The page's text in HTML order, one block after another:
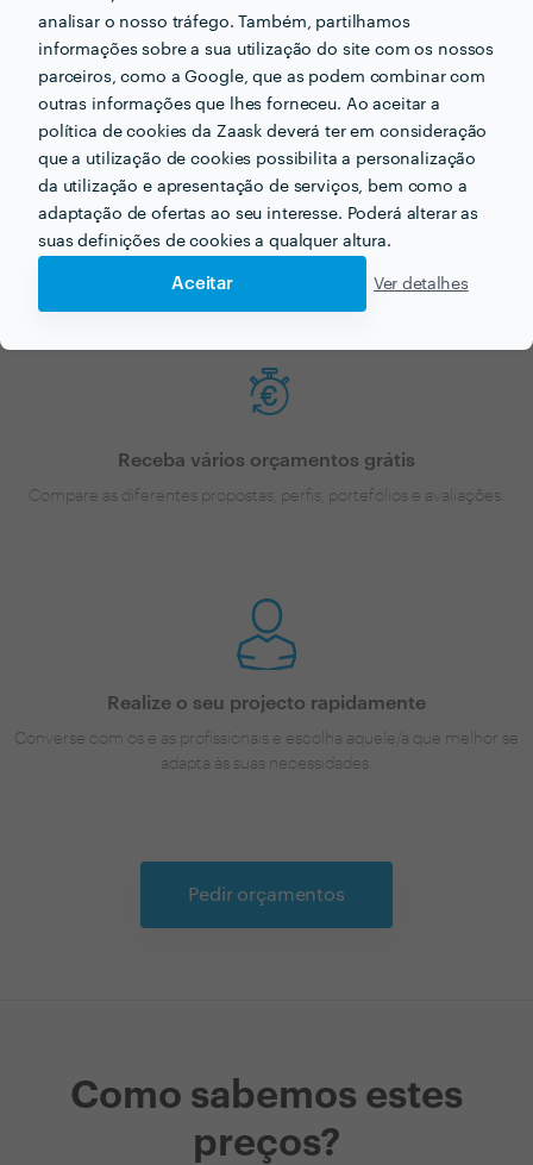
analisar o nosso tráfego. Também, partilhamos
informações sobre a sua utilização do site com os nossos
parceiros, como a Google, que as podem combinar com
outras informações que lhes forneceu. Ao aceitar a
política de cookies da Zaask deverá ter em consideração
que a utilização de cookies possibilita a personalização
da utilização e apresentação de serviços, bem como a
adaptação de ofertas ao seu interesse. Poderá alterar as
suas definições de cookies a qualquer altura.
Aceitar Ver detalhes
Faça o seu pedido sem compromisso
Preencha um breve questionário explicando-nos aquilo de que
necessita.
Receba vários orçamentos grátis
Compare as diferentes propostas, perfis, portefólios e avaliações.
Realize o seu projecto rapidamente
Converse com os e as profissionais e escolha aquele/a que melhor se
adapta às suas necessidades.
Pedir orçamentos
Como sabemos estes
preços?